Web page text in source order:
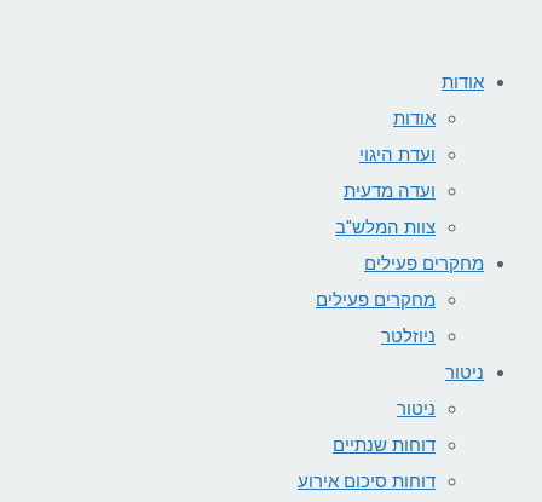
אודות
אודות
ועדת היגוי
ועדה מדעית
צוות המלש"ב
מחקרים פעילים
מחקרים פעילים
ניוזלטר
ניטור
ניטור
דוחות שנתיים
דוחות סיכום אירוע